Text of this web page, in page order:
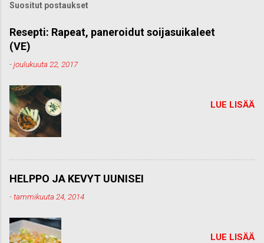
o
m
n
t
Suositut postaukset
Resepti: Rapeat, paneroidut soijasuikaleet
(VE)
-joulukuuta 22, 2017
LUE LISÄÄ
HELPPO JA KEVYT UUNISEI
-tammikuuta 24, 2014
LUE LISÄÄ